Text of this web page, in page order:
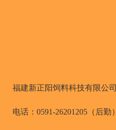
福建新正阳饲料科技有限公司
电话：0591-26201205（后勤）